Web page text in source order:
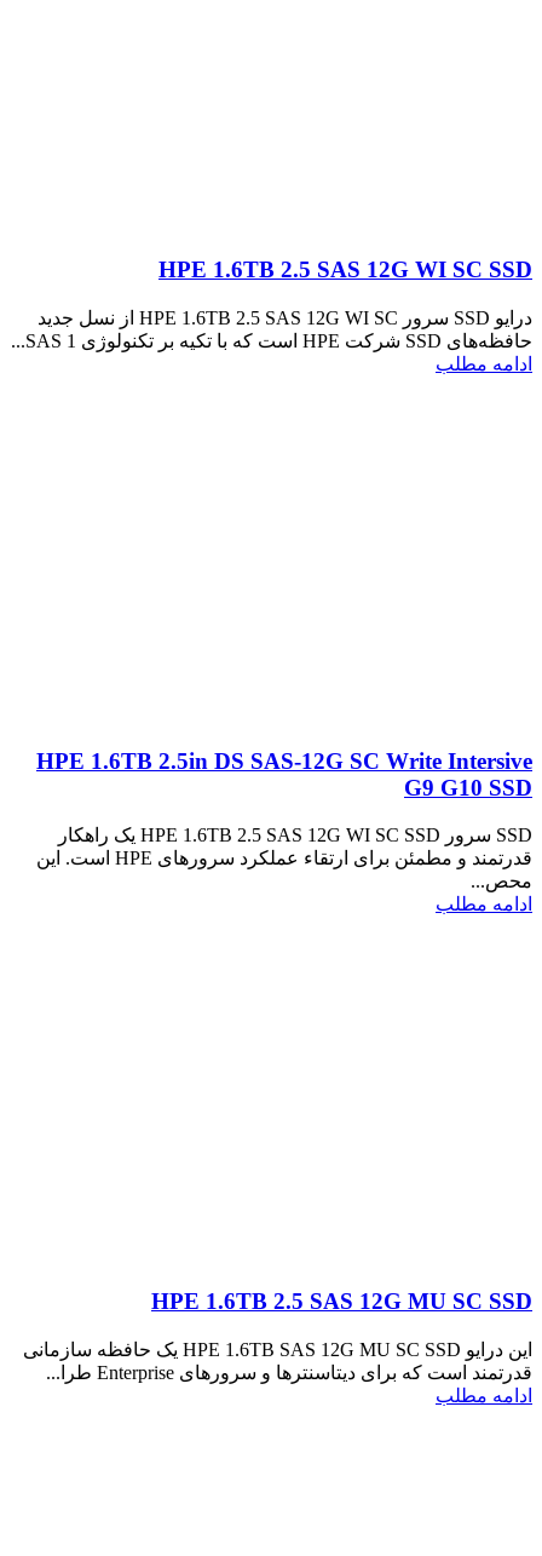
HPE 1.6TB 2.5 SAS 12G WI SC SSD
درایو SSD سرور HPE 1.6TB 2.5 SAS 12G WI SC از نسل جدید
حافظه‌های SSD شرکت HPE است که با تکیه بر تکنولوژی SAS 1...
ادامه مطلب
HPE 1.6TB 2.5in DS SAS-12G SC Write Intersive
G9 G10 SSD
SSD سرور HPE 1.6TB 2.5 SAS 12G WI SC SSD یک راهکار
قدرتمند و مطمئن برای ارتقاء عملکرد سرورهای HPE است. این
محص...
ادامه مطلب
HPE 1.6TB 2.5 SAS 12G MU SC SSD
این درایو HPE 1.6TB SAS 12G MU SC SSD یک حافظه سازمانی
قدرتمند است که برای دیتاسنترها و سرورهای Enterprise طرا...
ادامه مطلب